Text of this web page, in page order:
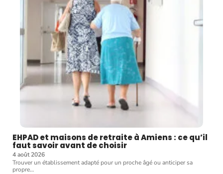
EHPAD et maisons de retraite à Amiens : ce qu’il
faut savoir avant de choisir
4 août 2026
Trouver un établissement adapté pour un proche âgé ou anticiper sa
propre…